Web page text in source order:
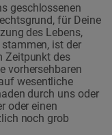
geschlossenen
für Deine
des Lebens,
ist der
Zeitpunkt des
vorhersehbaren
wesentliche
durch uns oder
oder einen
noch grob